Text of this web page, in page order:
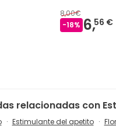
8,00€
-18% 6,56 €
relacionadas con
Estimulante del apetito